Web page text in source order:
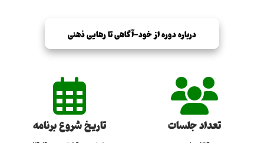
درباره دوره از خود-آگاهی تا رهایی ذهنی
تعداد جلسات تاریخ شروع برنامه